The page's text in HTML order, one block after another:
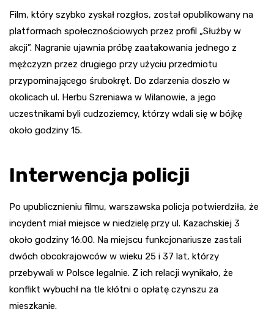
Film, który szybko zyskał rozgłos, został opublikowany na
platformach społecznościowych przez profil „Służby w
akcji”. Nagranie ujawnia próbę zaatakowania jednego z
mężczyzn przez drugiego przy użyciu przedmiotu
przypominającego śrubokręt. Do zdarzenia doszło w
okolicach ul. Herbu Szreniawa w Wilanowie, a jego
uczestnikami byli cudzoziemcy, którzy wdali się w bójkę
około godziny 15.
Interwencja policji
Po upublicznieniu filmu, warszawska policja potwierdziła, że
incydent miał miejsce w niedzielę przy ul. Kazachskiej 3
około godziny 16:00. Na miejscu funkcjonariusze zastali
dwóch obcokrajowców w wieku 25 i 37 lat, którzy
przebywali w Polsce legalnie. Z ich relacji wynikało, że
konflikt wybuchł na tle kłótni o opłatę czynszu za
mieszkanie.